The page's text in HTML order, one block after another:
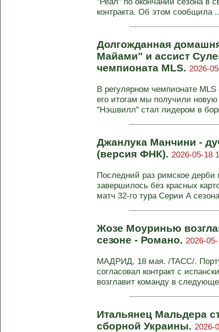
контракта. Об этом сообщила
Долгожданная
Майами" и ассист
чемпионата MLS. 2026-
В регулярном чемпионате
его итогам мы получили
"Нэшвилл" стал лидером в
Джанлука Манчини -
(версия ФНК). 2026-05-18
Последний раз римское
завершилось без красных
матч 32-го тура Серии А
Жозе Моуринью
сезоне - Романо. 2026-
МАДРИД, 18 мая. /ТАСС/.
согласовал контракт с
возглавит команду в
Итальянец Мальдера
сборной Украины. 2026-